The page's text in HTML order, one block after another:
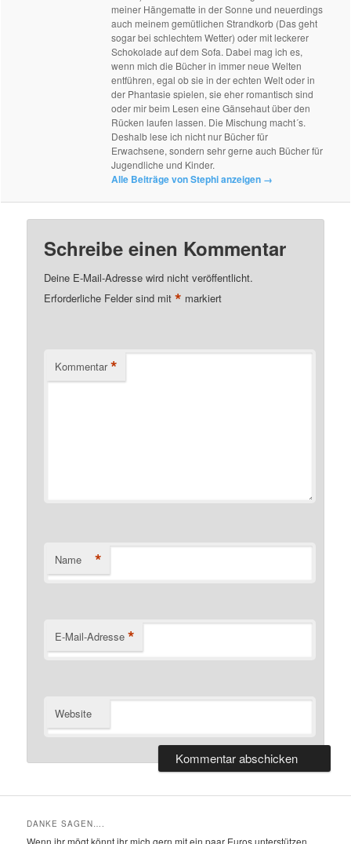
meiner Hängematte in der Sonne und neuerdings
auch meinem gemütlichen Strandkorb (Das geht
sogar bei schlechtem Wetter) oder mit leckerer
Schokolade auf dem Sofa. Dabei mag ich es,
wenn mich die Bücher in immer neue Welten
entführen, egal ob sie in der echten Welt oder in
der Phantasie spielen, sie eher romantisch sind
oder mir beim Lesen eine Gänsehaut über den
Rücken laufen lassen. Die Mischung macht´s.
Deshalb lese ich nicht nur Bücher für
Erwachsene, sondern sehr gerne auch Bücher für
Jugendliche und Kinder.
Alle Beiträge von Stephi anzeigen →
Schreibe einen Kommentar
Deine E-Mail-Adresse wird nicht veröffentlicht.
Erforderliche Felder sind mit* markiert
Kommentar *
Name *
E-Mail-Adresse *
Website
DANKE SAGEN….
Wenn ihr mögt könnt ihr mich gern mit ein paar Euros unterstützen,